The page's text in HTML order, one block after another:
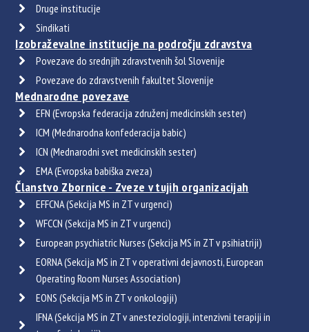
Druge institucije
Sindikati
Izobraževalne institucije na področju zdravstva
Povezave do srednjih zdravstvenih šol Slovenije
Povezave do zdravstvenih fakultet Slovenije
Mednarodne povezave
EFN (Evropska federacija združenj medicinskih sester)
ICM (Mednarodna konfederacija babic)
ICN (Mednarodni svet medicinskih sester)
EMA (Evropska babiška zveza)
Članstvo Zbornice - Zveze v tujih organizacijah
EFFCNA (Sekcija MS in ZT v urgenci)
WFCCN (Sekcija MS in ZT v urgenci)
European psychiatric Nurses (Sekcija MS in ZT v psihiatriji)
EORNA (Sekcija MS in ZT v operativni dejavnosti, European
Operating Room Nurses Association)
EONS (Sekcija MS in ZT v onkologiji)
IFNA (Sekcija MS in ZT v anesteziologiji, intenzivni terapiji in